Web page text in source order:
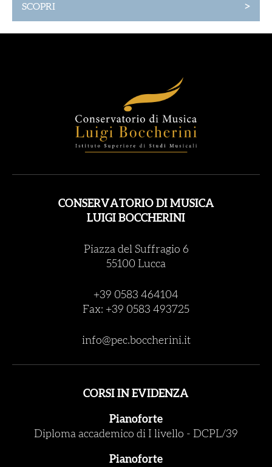
SCOPRI >
CONSERVATORIO DI MUSICA
LUIGI BOCCHERINI
Piazza del Suffragio 6
55100 Lucca
+39 0583 464104
Fax: +39 0583 493725
info@pec.boccherini.it
CORSI IN EVIDENZA
Pianoforte
Diploma accademico di I livello - DCPL/39
Pianoforte